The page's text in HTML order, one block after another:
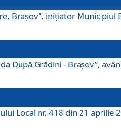
Braşov”, iniţiator Municipiul
După Grădini - Braşov”,
Local nr. 418 din 21 aprilie